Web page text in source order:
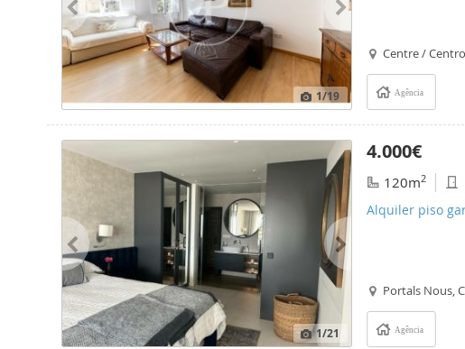
1/19
Centre /
Agência
1/21
4.000€
120m2
Alquiler piso
Portals Nous,
Agência